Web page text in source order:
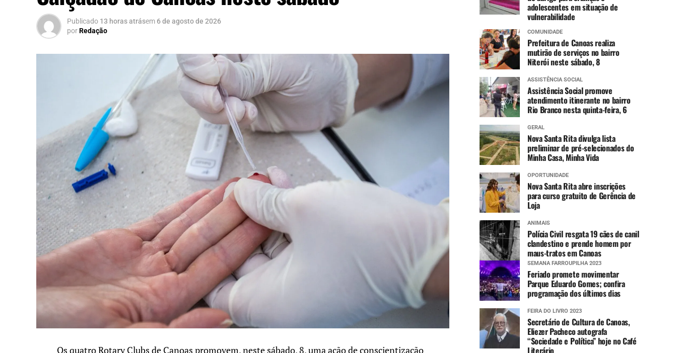
Publicado 13 horas atrásem 6 de agosto de 2026
porRedação
Os quatro Rotary Clubs de Canoas promovem, neste sábado, 8, uma ação de conscientização
adolescentes em situação de
vulnerabilidade
COMUNIDADE
Prefeitura de Canoas realiza
mutirão de serviços no bairro
Niterói neste sábado, 8
ASSISTÊNCIA SOCIAL
Assistência Social promove
atendimento itinerante no bairro
Rio Branco nesta quinta-feira, 6
GERAL
Nova Santa Rita divulga lista
preliminar de pré-selecionados do
Minha Casa, Minha Vida
OPORTUNIDADE
Nova Santa Rita abre inscrições
para curso gratuito de Gerência de
Loja
ANIMAIS
Polícia Civil resgata 19 cães de canil
clandestino e prende homem por
maus-tratos em Canoas
SEMANA FARROUPILHA 2023
Feriado promete movimentar
Parque Eduardo Gomes; confira
programação dos últimos dias
FEIRA DO LIVRO 2023
Secretário de Cultura de Canoas,
Eliezer Pacheco autografa
“Sociedade e Política” hoje no Café
Literário